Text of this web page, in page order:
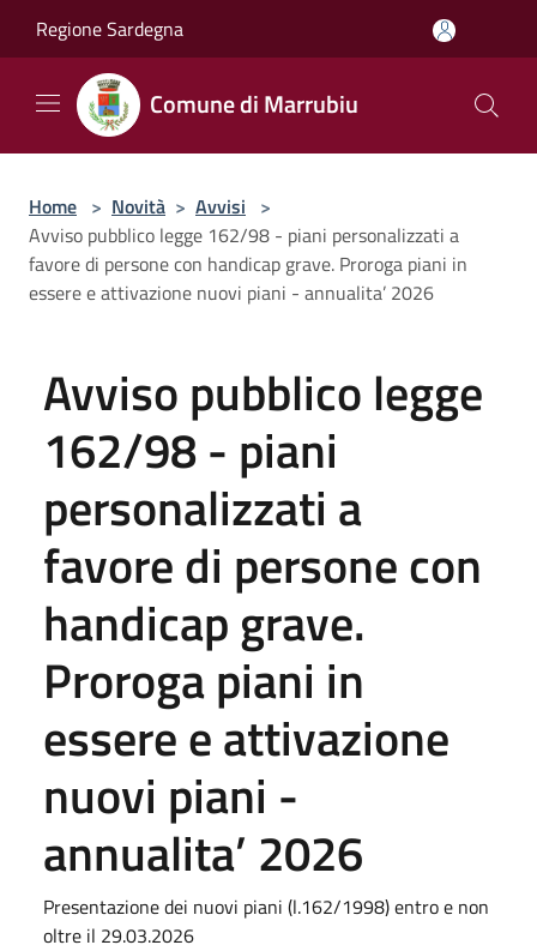
Regione Sardegna
Comune di Marrubiu
Home > Novità > Avvisi >
Avviso pubblico legge 162/98 - piani personalizzati a
favore di persone con handicap grave. Proroga piani in
essere e attivazione nuovi piani - annualita’ 2026
Avviso pubblico legge
162/98 - piani
personalizzati a
favore di persone con
handicap grave.
Proroga piani in
essere e attivazione
nuovi piani -
annualita’ 2026
Presentazione dei nuovi piani (l.162/1998) entro e non
oltre il 29.03.2026